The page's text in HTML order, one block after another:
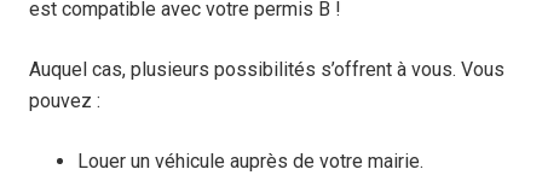
est compatible avec votre permis B !
Auquel cas, plusieurs possibilités s’offrent à vous. Vous
pouvez :
Louer un véhicule auprès de votre mairie.